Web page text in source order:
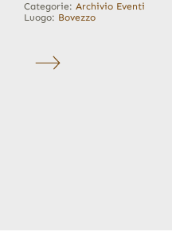
Categorie: Archivio Eventi
Luogo: Bovezzo